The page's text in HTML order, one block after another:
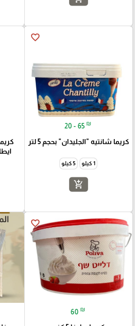
favorite_border
20 - 65 ₪
كريما شانتيه "الجليدان" بحجم 5 لتر
1 كيلو 5 كيلو
add_shopping_cart
favorite_border
60 ₪